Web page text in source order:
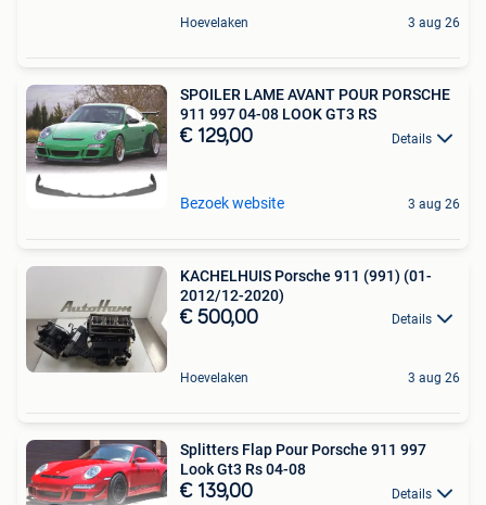
Hoevelaken 3 aug 26
SPOILER LAME AVANT POUR PORSCHE
911 997 04-08 LOOK GT3 RS
€ 129,00 Details
Bezoek website 3 aug 26
KACHELHUIS Porsche 911 (991) (01-
2012/12-2020)
€ 500,00 Details
Hoevelaken 3 aug 26
Splitters Flap Pour Porsche 911 997
Look Gt3 Rs 04-08
€ 139,00 Details